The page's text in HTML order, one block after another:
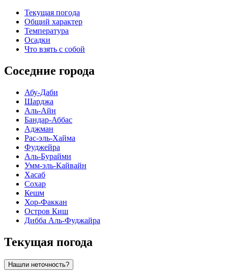
Текущая погода
Общий характер
Температура
Осадки
Что взять с собой
Соседние города
Абу-Даби
Шарджа
Аль-Айн
Бандар-Аббас
Аджман
Рас-эль-Хайма
Фуджейра
Аль-Бурайми
Умм-эль-Кайвайн
Хасаб
Сохар
Кешм
Хор-Факкан
Остров Киш
Дибба Аль-Фуджайра
Текущая погода
Нашли неточность?